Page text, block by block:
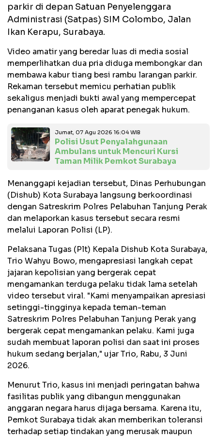
parkir di depan Satuan Penyelenggara
Administrasi (Satpas) SIM Colombo, Jalan
Ikan Kerapu, Surabaya.
Video amatir yang beredar luas di media sosial
memperlihatkan dua pria diduga membongkar dan
membawa kabur tiang besi rambu larangan parkir.
Rekaman tersebut memicu perhatian publik
sekaligus menjadi bukti awal yang mempercepat
penanganan kasus oleh aparat penegak hukum.
Jumat, 07 Agu 2026 16:04 WIB
Polisi Usut Penyalahgunaan
Ambulans untuk Mencuri Kursi
Taman Milik Pemkot Surabaya
Menanggapi kejadian tersebut, Dinas Perhubungan
(Dishub) Kota Surabaya langsung berkoordinasi
dengan Satreskrim Polres Pelabuhan Tanjung Perak
dan melaporkan kasus tersebut secara resmi
melalui Laporan Polisi (LP).
Pelaksana Tugas (Plt) Kepala Dishub Kota Surabaya,
Trio Wahyu Bowo, mengapresiasi langkah cepat
jajaran kepolisian yang bergerak cepat
mengamankan terduga pelaku tidak lama setelah
video tersebut viral. "Kami menyampaikan apresiasi
setinggi-tingginya kepada teman-teman
Satreskrim Polres Pelabuhan Tanjung Perak yang
bergerak cepat mengamankan pelaku. Kami juga
sudah membuat laporan polisi dan saat ini proses
hukum sedang berjalan," ujar Trio, Rabu, 3 Juni
2026.
Menurut Trio, kasus ini menjadi peringatan bahwa
fasilitas publik yang dibangun menggunakan
anggaran negara harus dijaga bersama. Karena itu,
Pemkot Surabaya tidak akan memberikan toleransi
terhadap setiap tindakan yang merusak maupun